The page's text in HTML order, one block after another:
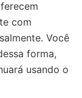
com
Você
forma,
usando o